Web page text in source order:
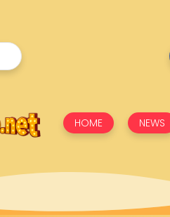
HOME NEWS